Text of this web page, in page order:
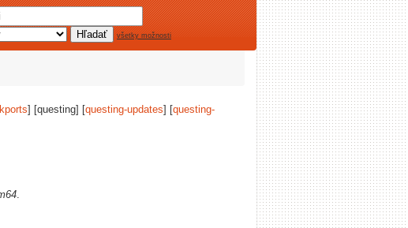
všetky možnosti
] [questing] [questing-updates] [questing-
.